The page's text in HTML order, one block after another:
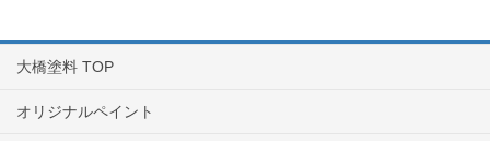
大橋塗料 TOP
オリジナルペイント